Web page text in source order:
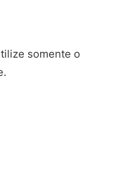
somente o